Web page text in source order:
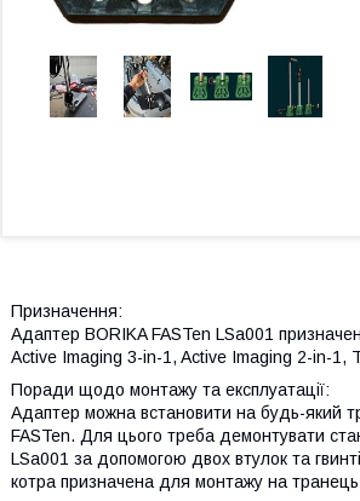
Призначення:
Адаптер BORIKA FASTen LSa001
Active Imaging 3-in-1, Active Imaging 2-in-1,
Поради щодо монтажу та експлуатації:
Адаптер можна встановити на будь-який
FASTen. Для цього треба демонтувати
LSa001 за допомогою двох втулок та
котра призначена для монтажу на